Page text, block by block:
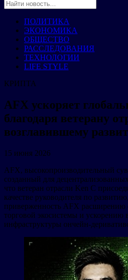
ПОЛИТИКА
ЭКОНОМИКА
ОБЩЕСТВО
РАССЛЕДОВАНИЯ
ТЕХНОЛОГИИ
LIFE STYLE
КРИПТА
AFX ускоряет
благодаря ветерану
возглавившему
15 июня 2026
AFX, высокопроизводительный
созданный для
что ветеран отрасли Ken C
качестве руководителя по
приверженность AFX расширению
торговой экосистемы и ускорению
инфраструктуры ончейн-